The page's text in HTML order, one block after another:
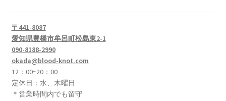
〒441-8087
愛知県豊橋市牟呂町松島東2-1
090-8188-2990
okada@blood-knot.com
12：00~20：00
定休日：水、木曜日
＊営業時間内でも留守